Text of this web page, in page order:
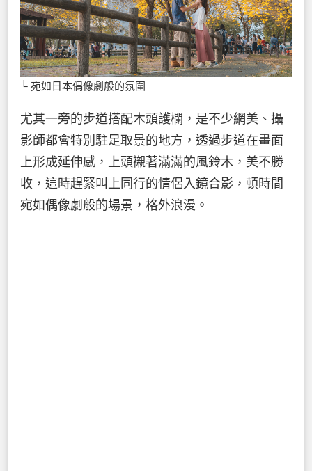
└ 宛如日本偶像劇般的氛圍
尤其一旁的步道搭配木頭護欄，是不少網美、攝
影師都會特別駐足取景的地方，透過步道在畫面
上形成延伸感，上頭襯著滿滿的風鈴木，美不勝
收，這時趕緊叫上同行的情侶入鏡合影，頓時間
宛如偶像劇般的場景，格外浪漫。